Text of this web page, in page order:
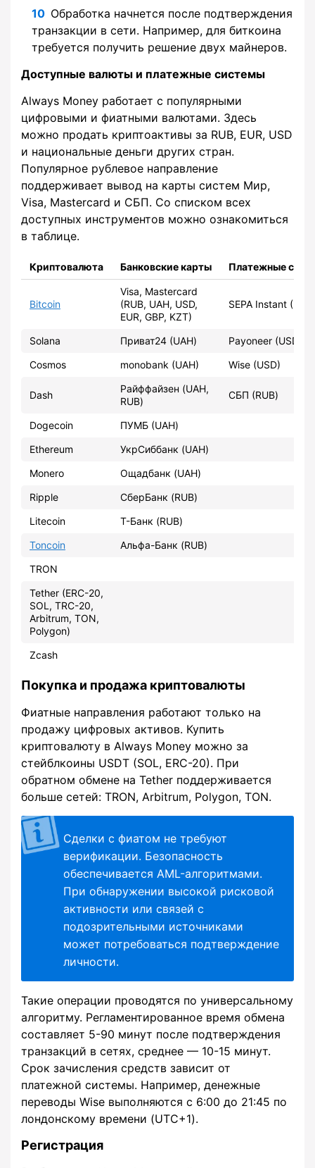
Обработка начнется после подтверждения
транзакции в сети. Например, для биткоина
требуется получить решение двух майнеров.
Доступные валюты и платежные системы
Always Money работает с популярными
цифровыми и фиатными валютами. Здесь
можно продать криптоактивы за RUB, EUR, USD
и национальные деньги других стран.
Популярное рублевое направление
поддерживает вывод на карты систем Мир,
Visa, Mastercard и СБП. Со списком всех
доступных инструментов можно ознакомиться
в таблице.
Криптовалюта Банковские карты Платежные
Bitcoin
Visa, Mastercard
(RUB, UAH, USD,
EUR, GBP, KZT)
SEPA Instant (EUR)
Solana Приват24 (UAH)
Payoneer (USD)
Cosmos
monobank (UAH) Wise (USD)
Dash
Райффайзен (UAH,
RUB)
СБП (RUB)
Dogecoin
ПУМБ (UAH)
Ethereum
УкрСиббанк (UAH)
Monero
Ощадбанк (UAH)
Ripple
СберБанк (RUB)
Litecoin
Т-Банк (RUB)
Toncoin
Альфа-Банк (RUB)
TRON
Tether (ERC-20,
SOL, TRC-20,
Arbitrum, TON,
Polygon)
Zcash
Покупка и продажа криптовалюты
Фиатные направления работают только на
продажу цифровых активов. Купить
криптовалюту в Always Money можно за
стейблкоины USDT (SOL, ERC-20). При
обратном обмене на Tether поддерживается
больше сетей: TRON, Arbitrum, Polygon, TON.
Сделки с фиатом не требуют
верификации. Безопасность
обеспечивается AML-алгоритмами.
При обнаружении высокой рисковой
активности или связей с
подозрительными источниками
может потребоваться подтверждение
личности.
Такие операции проводятся по универсальному
алгоритму. Регламентированное время обмена
составляет 5-90 минут после подтверждения
транзакций в сетях, среднее — 10-15 минут.
Срок зачисления средств зависит от
платежной системы. Например, денежные
переводы Wise выполняются с 6:00 до 21:45 по
лондонскому времени (UTC+1).
Регистрация